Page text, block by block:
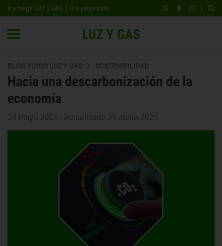
Ir a Yoigo LUZ y GAS Ir a yoigo.com |
BLOG YOIGO LUZ Y GAS SOSTENIBILIDAD
Hacia una descarbonización de la
economía
20 Mayo 2021 - Actualizado 21 Junio 2021